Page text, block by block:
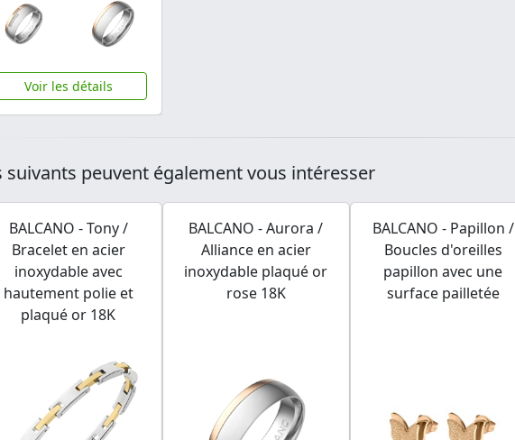
Voir les détails
suivants peuvent également vous intéresser
BALCANO - Tony /
Bracelet en acier
inoxydable avec
hautement polie et
plaqué or 18K
BALCANO - Aurora /
Alliance en acier
inoxydable plaqué or
rose 18K
BALCANO - Papillon /
Boucles d'oreilles
papillon avec une
surface pailletée